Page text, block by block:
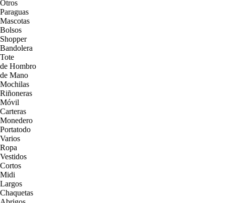
Otros
Paraguas
Mascotas
Bolsos
Shopper
Bandolera
Tote
de Hombro
de Mano
Mochilas
Riñoneras
Móvil
Carteras
Monedero
Portatodo
Varios
Ropa
Vestidos
Cortos
Midi
Largos
Chaquetas